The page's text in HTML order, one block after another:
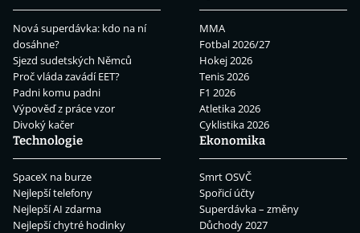
Nová superdávka: kdo na ní
dosáhne?
Sjezd sudetských Němců
Proč vláda zavádí EET?
Padni komu padni
Výpověď z práce vzor
Divoký kačer
MMA
Fotbal 2026/27
Hokej 2026
Tenis 2026
F1 2026
Atletika 2026
Cyklistika 2026
Technologie
SpaceX na burze
Nejlepší telefony
Nejlepší AI zdarma
Nejlepší chytré hodinky
Ekonomika
Smrt OSVČ
Spořicí účty
Superdávka – změny
Důchody 2027